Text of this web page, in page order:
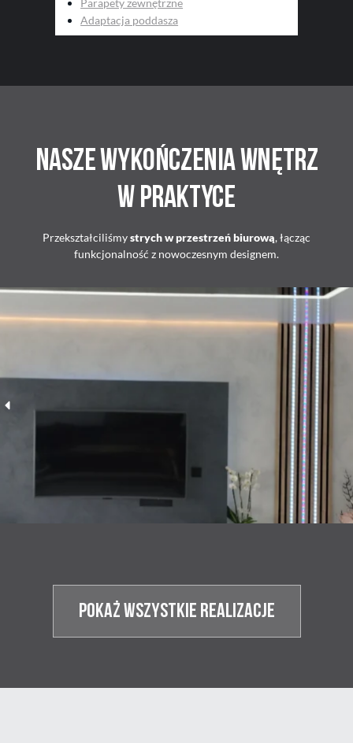
Parapety zewnętrzne
Adaptacja poddasza
Nasze wykończenia wnętrz
w praktyce
Przekształciliśmystrych w przestrzeń biurową, łącząc
funkcjonalność z nowoczesnym designem.
POKAŻ WSZYSTKIE realizacje